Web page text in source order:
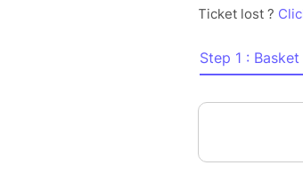
06 23 13 55 09